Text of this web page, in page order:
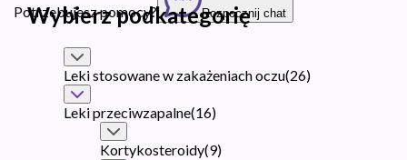
Potrzebujesz pomocy? Rozpocznij chat
Wybierz podkategorię
Leki stosowane w zakażeniach oczu(26)
Leki przeciwzapalne(16)
Kortykosteroidy(9)